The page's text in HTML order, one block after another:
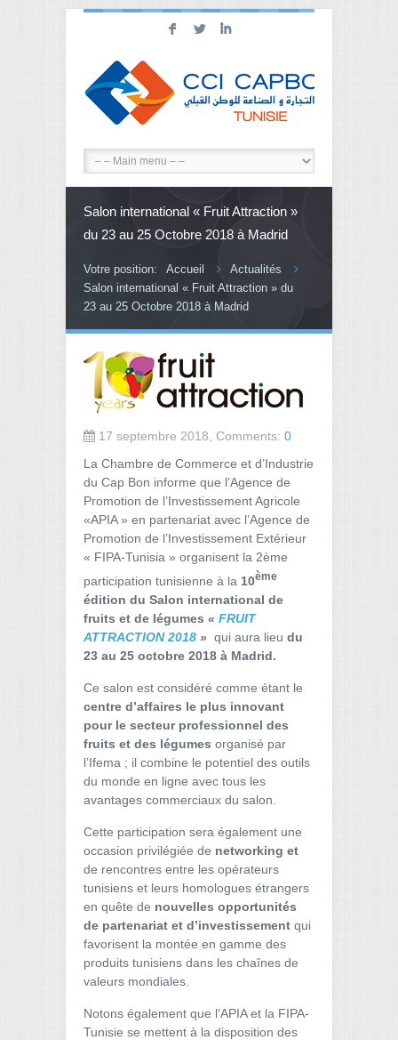
F L I
Salon international « Fruit Attraction »
du 23 au 25 Octobre 2018 à Madrid
Votre position: Accueil
Actualités
Salon international « Fruit Attraction » du
23 au 25 Octobre 2018 à Madrid
17 septembre 2018, Comments: 0
La Chambre de Commerce et d’Industrie
du Cap Bon informe que l’Agence de
Promotion de l’Investissement Agricole
«APIA » en partenariat avec l’Agence de
Promotion de l’Investissement Extérieur
« FIPA-Tunisia » organisent la 2ème
participation tunisienne à la 10ème
édition du Salon international de
fruits et de légumes « FRUIT
ATTRACTION 2018 » qui aura lieu du
23 au 25 octobre 2018 à Madrid.
Ce salon est considéré comme étant le
centre d’affaires le plus innovant
pour le secteur professionnel des
fruits et des légumes organisé par
l’Ifema ; il combine le potentiel des outils
du monde en ligne avec tous les
avantages commerciaux du salon.
Cette participation sera également une
occasion privilégiée de networking et
de rencontres entre les opérateurs
tunisiens et leurs homologues étrangers
en quête de nouvelles opportunités
de partenariat et d’investissement qui
favorisent la montée en gamme des
produits tunisiens dans les chaînes de
valeurs mondiales.
Notons également que l’APIA et la FIPA-
Tunisie se mettent à la disposition des